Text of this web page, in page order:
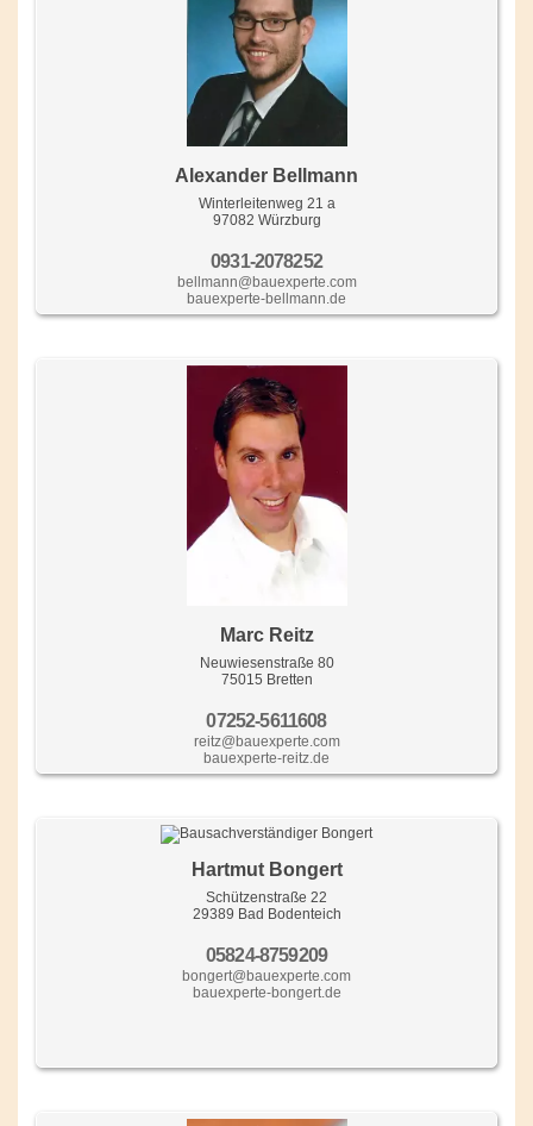
Alexander Bellmann
Winterleitenweg 21 a
97082 Würzburg
0931-2078252
bellmann@bauexperte.com
bauexperte-bellmann.de
Marc Reitz
Neuwiesenstraße 80
75015 Bretten
07252-5611608
reitz@bauexperte.com
bauexperte-reitz.de
Hartmut Bongert
Schützenstraße 22
29389 Bad Bodenteich
05824-8759209
bongert@bauexperte.com
bauexperte-bongert.de